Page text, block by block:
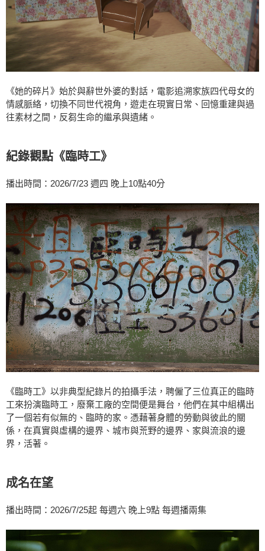
《她的碎片》始於與辭世外婆的對話，電影追溯家族四代母女的
情感脈絡，切換不同世代視角，遊走在現實日常、回憶重建與過
往素材之間，反芻生命的繼承與遺緒。
紀錄觀點《臨時工》
播出時間：2026/7/23 週四 晚上10點40分
《臨時工》以非典型紀錄片的拍攝手法，聘僱了三位真正的臨時
工來扮演臨時工，廢棄工廠的空間便是舞台，他們在其中組構出
了一個若有似無的、臨時的家。憑藉著身體的勞動與彼此的關
係，在真實與虛構的邊界、城市與荒野的邊界、家與流浪的邊
界，活著。
成名在望
播出時間：2026/7/25起 每週六 晚上9點 每週播兩集